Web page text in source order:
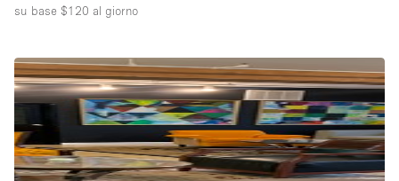
su base $120 al giorno